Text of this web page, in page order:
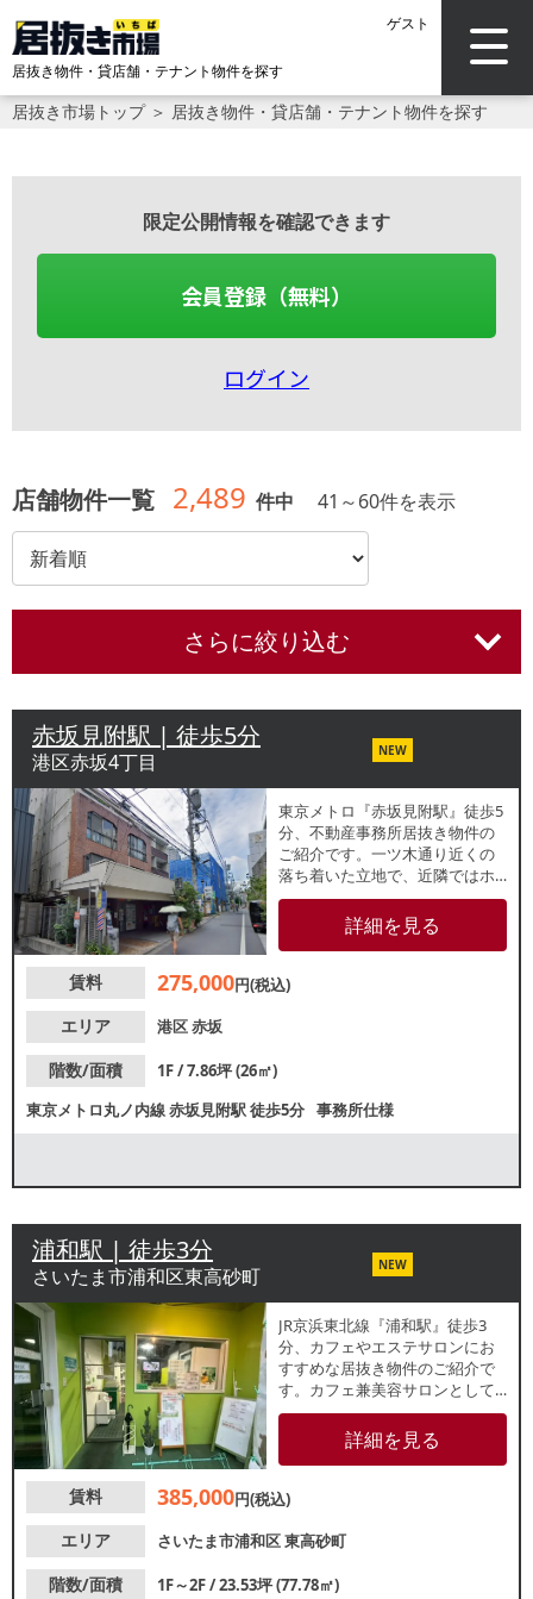
ゲスト
居抜き物件・貸店舗・ テナント物件を探す
居抜き市場トップ＞ 居抜き物件・貸店舗・テナント物件を探す
限定公開情報を確認できます
会員登録（無料）
ログイン
店舗物件一覧 2,489 件中 41 ～60件を表示
さらに絞り込む
赤坂見附駅 | 徒歩5分
港区赤坂4丁目 NEW
東京メトロ『赤坂見附駅』徒歩5
分、不動産事務所居抜き物件の
ご紹介です。一ツ木通り近くの
落ち着いた立地で、近隣ではホ
テルや飲食店、事務所等が点在
するエリアです。アパレルショ
ップや雑貨店、アクセサリーシ
条件等、お気軽にお問合せくだ
詳細を見る
賃料 275,000円(税込)
エリア
港区赤坂
階数/面積
1F / 7.86坪 (26㎡)
東京メトロ丸ノ内線赤坂見附駅徒歩5分 事務所仕様
浦和駅 | 徒歩3分
さいたま市浦和区東高砂町 NEW
JR京浜東北線『浦和駅』徒歩3
分、カフェやエステサロンにお
すすめな居抜き物件のご紹介で
す。カフェ兼美容サロンとして
使用されている、1～2階一棟貸
店舗で、各階約11.7坪のコンパ
クトな店舗です。内装と同じ
で、目立つ建物です。近くには
根差した店舗をお考えの方にお
にお問合せください
詳細を見る
賃料 385,000円(税込)
エリア
さいたま市浦和区東高砂町
階数/面積
1F～2F / 23.53坪 (77.78㎡)